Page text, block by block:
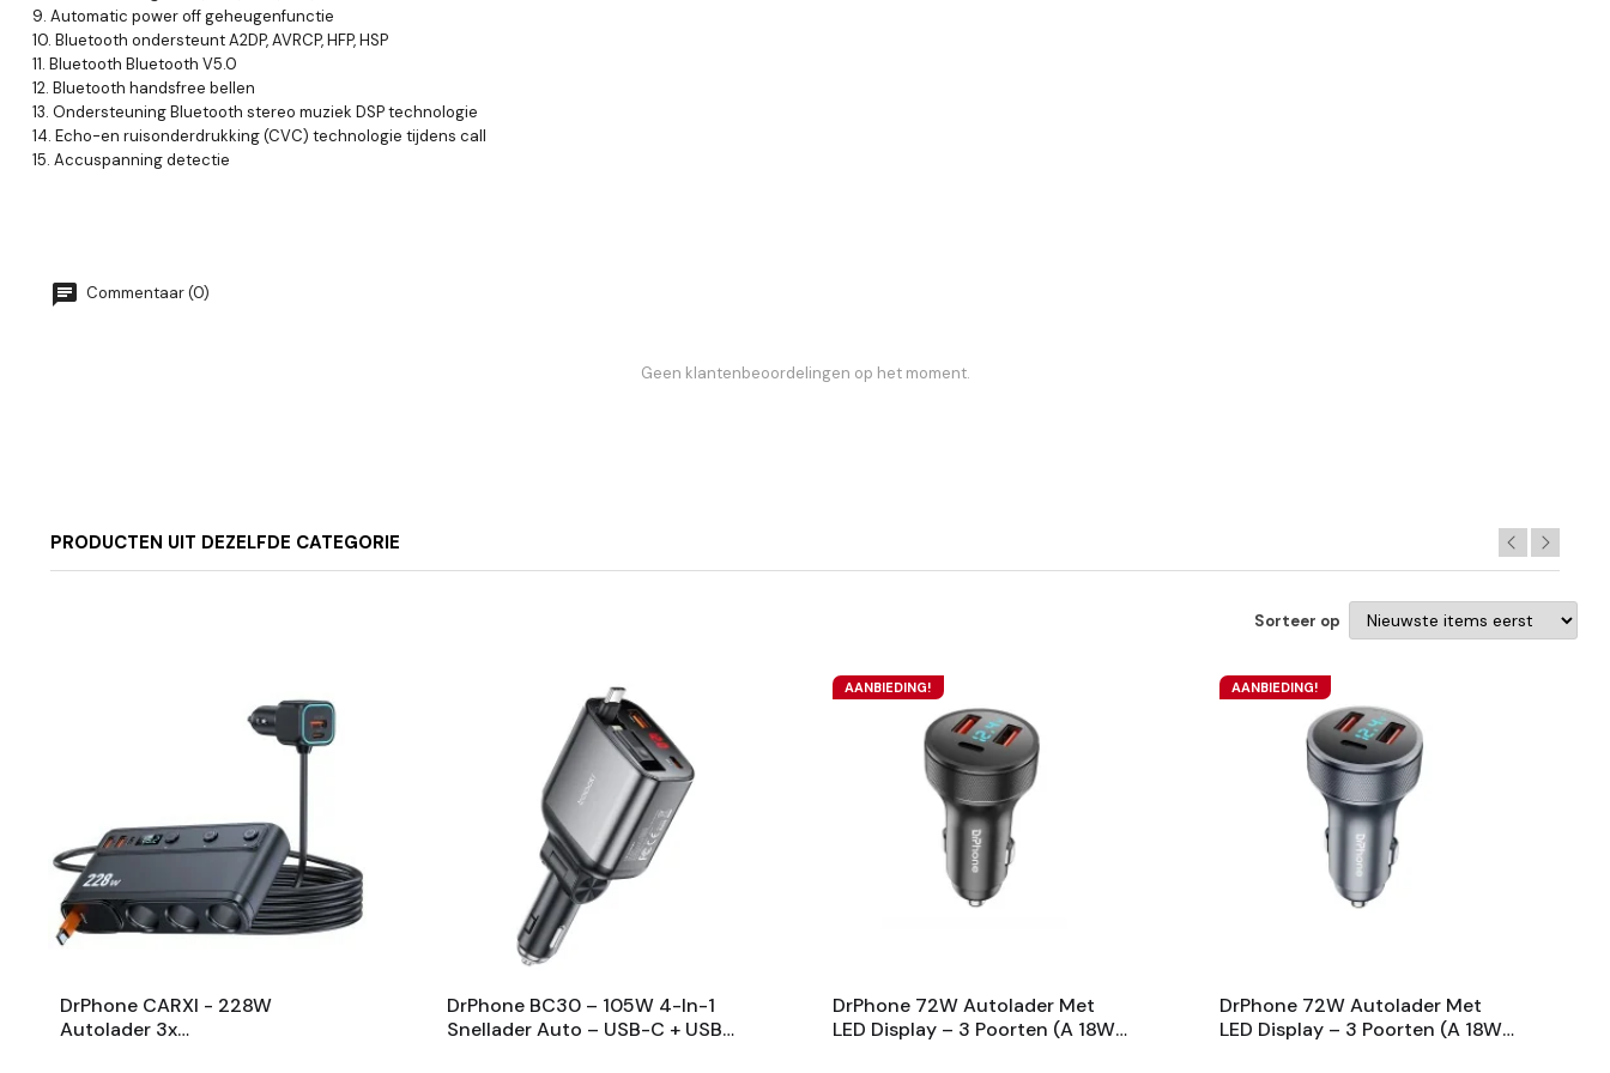
9. Automatic power off geheugenfunctie
10. Bluetooth ondersteunt A2DP, AVRCP, HFP, HSP
11. Bluetooth Bluetooth V5.0
12. Bluetooth handsfree bellen
13. Ondersteuning Bluetooth stereo muziek DSP technologie
14. Echo-en ruisonderdrukking (CVC) technologie tijdens call
15. Accuspanning detectie
Commentaar (0)
Geen klantenbeoordelingen op het moment.
PRODUCTEN UIT DEZELFDE CATEGORIE
Sorteer op
DrPhone CARXI - 228W
Autolader 3x
DrPhone BC30 – 105W 4-In-1
Snellader Auto – USB-C + USB-
AANBIEDING!
DrPhone 72W Autolader Met
LED Display – 3 Poorten (A 18W
AANBIEDING!
DrPhone 72W Autolader Met
LED Display – 3 Poorten (A 18W